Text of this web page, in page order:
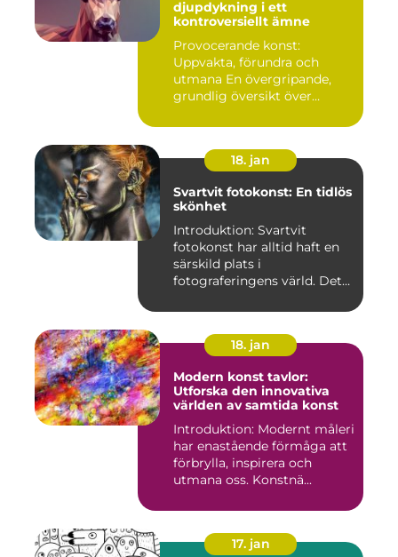
djupdykning i ett
kontroversiellt ämne
Provocerande konst:
Uppvakta, förundra och
utmana En övergripande,
grundlig översikt över
18. jan
Svartvit fotokonst: En tidlös
skönhet
Introduktion: Svartvit
fotokonst har alltid haft en
särskild plats i
fotograferingens värld. Det
18. jan
Modern konst tavlor:
Utforska den innovativa
världen av samtida konst
Introduktion: Modernt måleri
har enastående förmåga att
förbrylla, inspirera och
utmana oss. Konstnä...
17. jan